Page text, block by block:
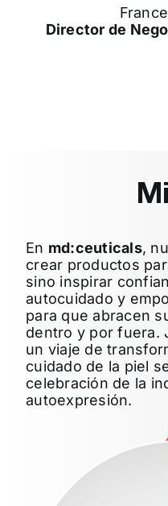
Director de
En md:ceuticals,
crear productos
sino inspirar
autocuidado y
para que abracen
dentro y por fuera.
un viaje de
cuidado de la piel
celebración de la
autoexpresión.